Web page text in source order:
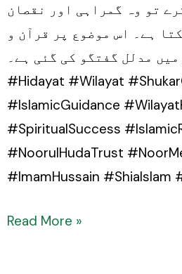
تو وہ گمراہی اور نقصان
ہے۔ اس موضوع پر قرآن و
مدلل گفتگو کی گئی ہے۔
#Hidayat #Wilayat
#IslamicGuidance
#SpiritualSuccess
#NoorulHudaTrust
#ImamHussain #ShiaIslam
Read More »